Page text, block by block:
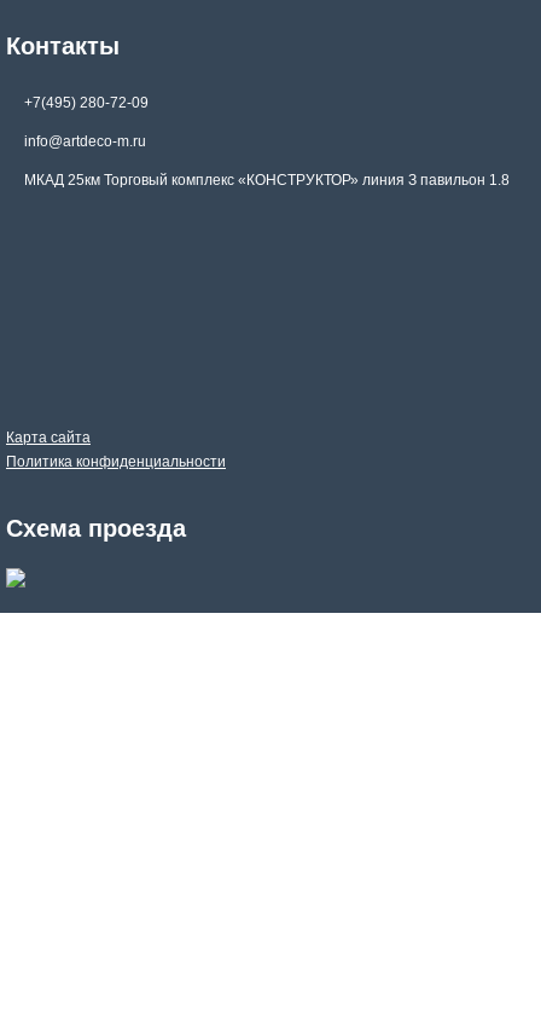
Контакты
+7(495) 280-72-09
info@artdeco-m.ru
МКАД 25км Торговый комплекс «КОНСТРУКТОР» линия З павильон 1.8
Карта сайта
Политика конфиденциальности
Схема проезда